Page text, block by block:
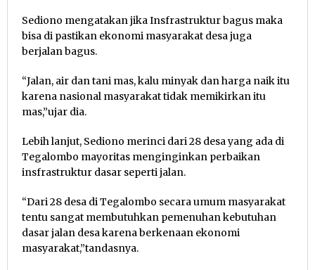
Sediono mengatakan jika Insfrastruktur bagus maka
bisa di pastikan ekonomi masyarakat desa juga
berjalan bagus.
“Jalan, air dan tani mas, kalu minyak dan harga naik itu
karena nasional masyarakat tidak memikirkan itu
mas,”ujar dia.
Lebih lanjut, Sediono merinci dari 28 desa yang ada di
Tegalombo mayoritas menginginkan perbaikan
insfrastruktur dasar seperti jalan.
“Dari 28 desa di Tegalombo secara umum masyarakat
tentu sangat membutuhkan pemenuhan kebutuhan
dasar jalan desa karena berkenaan ekonomi
masyarakat,”tandasnya.